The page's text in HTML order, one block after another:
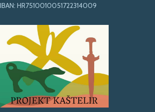
IBAN: HR7510010051722314009